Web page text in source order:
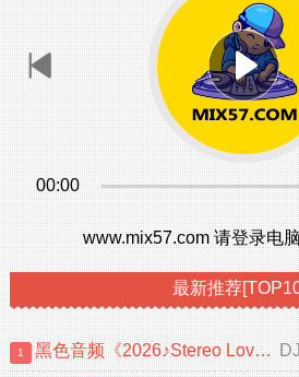
00:00
www.mix57.com 请登录电
最新推荐
1 黑色音频《2026♪Stereo Love♡忘情冷雨夜♪中文跳舞大碟V2》DJ刚刚 Mix